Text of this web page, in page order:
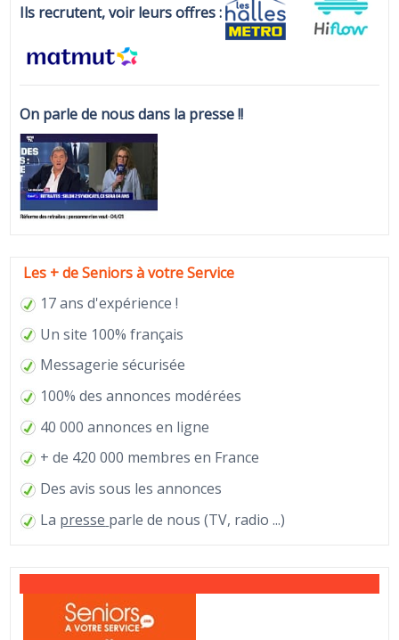
Ils recrutent, voir leurs offres :
On parle de nous dans la presse !!
Les + de Seniors à votre Service
17 ans d'expérience !
Un site 100% français
Messagerie sécurisée
100% des annonces modérées
40 000 annonces en ligne
+ de 420 000 membres en France
Des avis sous les annonces
La presse parle de nous (TV, radio ...)